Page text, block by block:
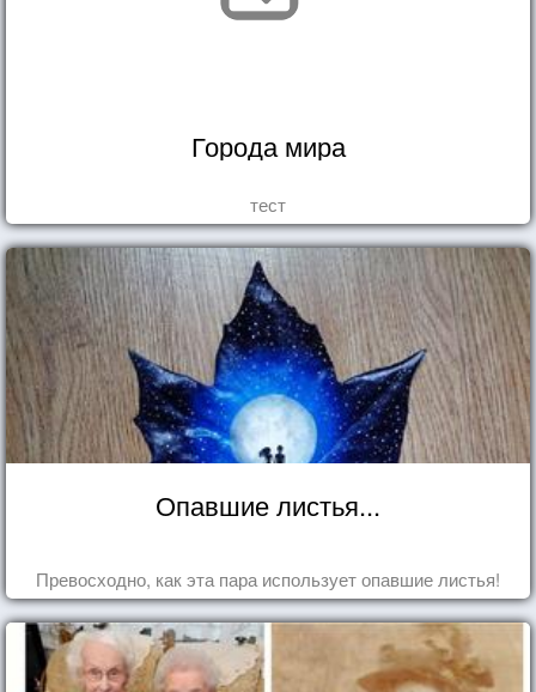
Города мира
тест
Опавшие листья...
Превосходно, как эта пара использует опавшие листья!